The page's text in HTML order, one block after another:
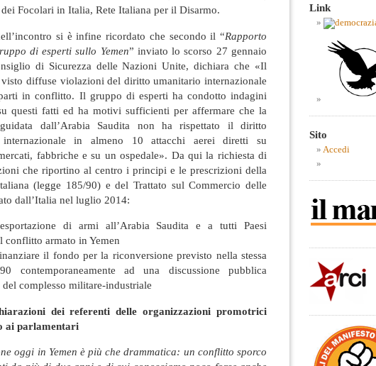
Focolari in Italia, Rete Italiana per il Disarmo.
si è infine ricordato che secondo il “Rapporto
di esperti sullo Yemen” inviato lo scorso 27 gennaio
di Sicurezza delle Nazioni Unite, dichiara che «Il
diffuse violazioni del diritto umanitario internazionale
in conflitto. Il gruppo di esperti ha condotto indagini
questi fatti ed ha motivi sufficienti per affermare che la
dall’Arabia Saudita non ha rispettato il diritto
internazionale in almeno 10 attacchi aerei diretti su
fabbriche e su un ospedale». Da qui la richiesta di
che riportino al centro i principi e le prescrizioni della
(legge 185/90) e del Trattato sul Commercio delle
dall’Italia nel luglio 2014:
di armi all’Arabia Saudita e a tutti Paesi
conflitto armato in Yemen
il fondo per la riconversione previsto nella stessa
contemporaneamente ad una discussione pubblica
del complesso militare-industriale
dei referenti delle organizzazioni promotrici
ai parlamentari
oggi in Yemen è più che drammatica: un conflitto sporco
Link
Sito
Accedi